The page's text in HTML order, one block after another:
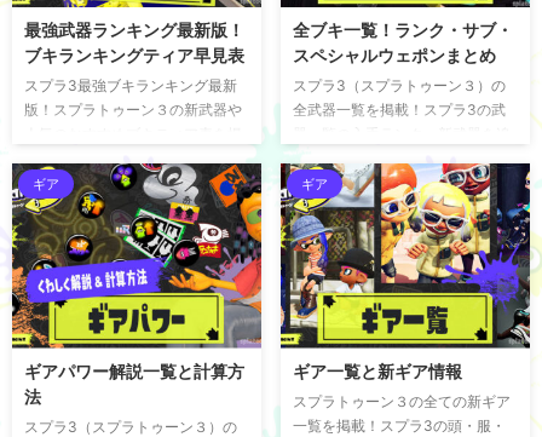
ンにも注目だ。 ギアとブランドに
ついて ギアは「アタマ」「フク」
「クツ」の3種類 スプラトゥーン
３では身につける服装のことを
「ギア」と呼び、「アタマ」「フ
「Sizzle Season」の新バッジ
2025夏では、「各ブキの熟練度
★6～★10バッジ」、「ブキチバ
ッジ」、新ブキバッジが追加され
るぞ！ ※バッジについて、量が多
最強武器ランキング最新版！
ブキランキングティア早見表
スプラ3最強ブキランキング最新
版！スプラトゥーン３の新武器や
気になる方はこの記事をチェッ
ク！ スプラ3最強武器ランキング
X～S+最強武器ランキング Xラン
ク (ティア1) スクスロ ジムワイパ
ー S+ランク (ティア2) クアッド
リッター バレル シャプマ シマネ
スシコラ チャーコラ スプコラ 96
デコ S～A最強武器ランキング Sラ
ンク (ティア3) スシ デュアル バケ
スロ ヒッセン 52ガロン わかば ボ
トル スピコラ バケデコ もみ ...
全ブキ一覧！ランク・サブ・
スペシャルウェポンまとめ
スプラ3（スプラトゥーン３）の
全武器一覧を掲載！スプラ3の武
加した全てのブキのサブウェポ
ン・スペシャルウェポンについて
もまとめているぞ。 武器一覧 スプ
ラ3（スプラトゥーン３）の全武
器一覧の種類はイカの通り。 サブ
ウェポンとは 武器にはそれぞれサ
ブウェポンが決まっていて、基本
的なスプラッシュボムであれば小
さなインクのかたまりを投げるよ
うなイメージだ。サブウェポンに
もさまざまな種類があり、単にイ
ンクを投げるだけでなくトラップ
ギア
ギアパワー解説一覧と計算方
法
スプラ3（スプラトゥーン３）の
ギア
ギア一覧と新ギア情報
スプラトゥーン３の全ての新ギア
一覧を掲載！スプラ3の頭・服・